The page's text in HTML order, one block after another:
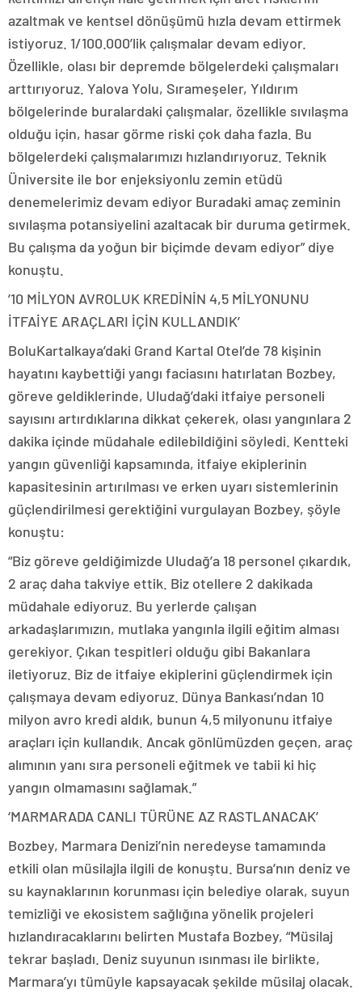
azaltmak ve kentsel dönüşümü hızla devam ettirmek
istiyoruz. 1/100.000’lik çalışmalar devam ediyor.
Özellikle, olası bir depremde bölgelerdeki çalışmaları
arttırıyoruz. Yalova Yolu, Sırameşeler, Yıldırım
bölgelerinde buralardaki çalışmalar, özellikle sıvılaşma
olduğu için, hasar görme riski çok daha fazla. Bu
bölgelerdeki çalışmalarımızı hızlandırıyoruz. Teknik
Üniversite ile bor enjeksiyonlu zemin etüdü
denemelerimiz devam ediyor Buradaki amaç zeminin
sıvılaşma potansiyelini azaltacak bir duruma getirmek.
Bu çalışma da yoğun bir biçimde devam ediyor” diye
konuştu.
’10 MİLYON AVROLUK KREDİNİN 4,5 MİLYONUNU
İTFAİYE ARAÇLARI İÇİN KULLANDIK’
BoluKartalkaya’daki Grand Kartal Otel’de 78 kişinin
hayatını kaybettiği yangı faciasını hatırlatan Bozbey,
göreve geldiklerinde, Uludağ’daki itfaiye personeli
sayısını artırdıklarına dikkat çekerek, olası yangınlara 2
dakika içinde müdahale edilebildiğini söyledi. Kentteki
yangın güvenliği kapsamında, itfaiye ekiplerinin
kapasitesinin artırılması ve erken uyarı sistemlerinin
güçlendirilmesi gerektiğini vurgulayan Bozbey, şöyle
konuştu:
“Biz göreve geldiğimizde Uludağ’a 18 personel çıkardık,
2 araç daha takviye ettik. Biz otellere 2 dakikada
müdahale ediyoruz. Bu yerlerde çalışan
arkadaşlarımızın, mutlaka yangınla ilgili eğitim alması
gerekiyor. Çıkan tespitleri olduğu gibi Bakanlara
iletiyoruz. Biz de itfaiye ekiplerini güçlendirmek için
çalışmaya devam ediyoruz. Dünya Bankası’ndan 10
milyon avro kredi aldık, bunun 4,5 milyonunu itfaiye
araçları için kullandık. Ancak gönlümüzden geçen, araç
alımının yanı sıra personeli eğitmek ve tabii ki hiç
yangın olmamasını sağlamak.”
‘MARMARADA CANLI TÜRÜNE AZ RASTLANACAK’
Bozbey, Marmara Denizi’nin neredeyse tamamında
etkili olan müsilajla ilgili de konuştu. Bursa’nın deniz ve
su kaynaklarının korunması için belediye olarak, suyun
temizliği ve ekosistem sağlığına yönelik projeleri
hızlandıracaklarını belirten Mustafa Bozbey, “Müsilaj
tekrar başladı. Deniz suyunun ısınması ile birlikte,
Marmara’yı tümüyle kapsayacak şekilde müsilaj olacak.